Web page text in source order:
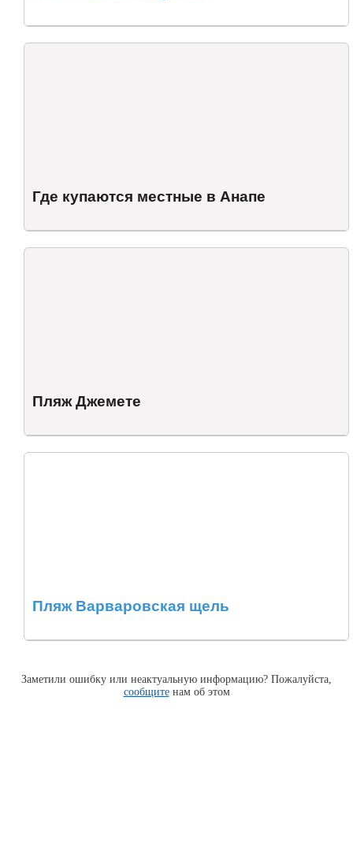
Где купаются местные в Анапе
Пляж Джемете
Пляж Варваровская щель
Заметили ошибку или неактуальную информацию? Пожалуйста,
сообщитенам об этом